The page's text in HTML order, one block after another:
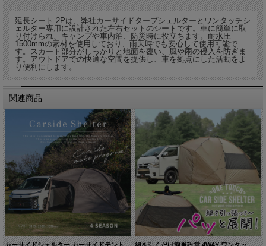
延長シート 2Pは、弊社カーサイドタープシェルターとワンタッチシ
ェルター専用に設計された左右セットのシートです。車に簡単に取
り付けられ、キャンプや車内泊、防災時に役立ちます。耐水圧
1500mmの素材を使用しており、雨天時でも安心して使用可能で
す。スカート部分がしっかりと地面を覆い、風や雨の侵入を防ぎま
す。アウトドアでの快適な空間を提供し、車を拠点にした活動をよ
り便利にします。
関連商品